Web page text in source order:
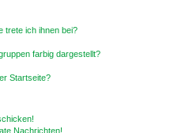
trete ich ihnen bei?
farbig dargestellt?
Startseite?
Nachrichten!